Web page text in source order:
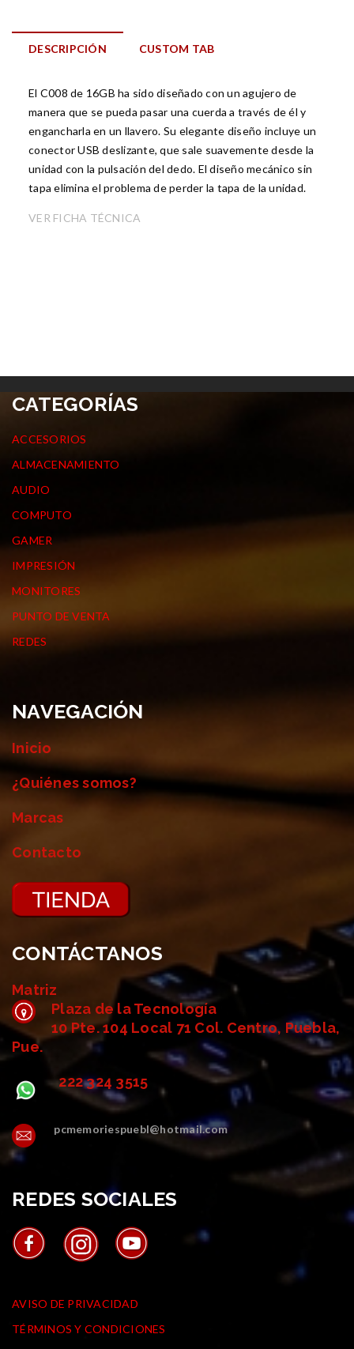
DESCRIPCIÓN CUSTOM TAB
El C008 de 16GB ha sido diseñado con un agujero de
manera que se pueda pasar una cuerda a través de él y
engancharla en un llavero. Su elegante diseño incluye un
conector USB deslizante, que sale suavemente desde la
unidad con la pulsación del dedo. El diseño mecánico sin
tapa elimina el problema de perder la tapa de la unidad.
VER FICHA TÉCNICA
CATEGORÍAS
ACCESORIOS
ALMACENAMIENTO
AUDIO
COMPUTO
GAMER
IMPRESIÓN
MONITORES
PUNTO DE VENTA
REDES
NAVEGACIÓN
Inicio
¿Quiénes somos?
Marcas
Contacto
CONTÁCTANOS
Matriz
Plaza de la Tecnología
10 Pte. 104 Local 71 Col. Centro, Puebla,
Pue.
222 324 3515
pcmemoriespuebl@hotmail.com
REDES SOCIALES
AVISO DE PRIVACIDAD
TÉRMINOS Y CONDICIONES